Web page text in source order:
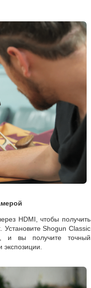
HDMI
чтобы получить
Установите Shogun Classic
и вы получите точный